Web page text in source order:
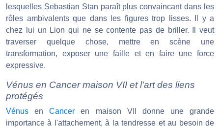
lesquelles Sebastian Stan paraît plus convaincant dans les
rôles ambivalents que dans les figures trop lisses. Il y a
chez lui un Lion qui ne se contente pas de briller. Il veut
traverser quelque chose, mettre en scène une
transformation, exposer une faille et en faire une force
expressive.
Vénus en Cancer maison VII et l'art des liens
protégés
Vénus enCancer en maison VII donne une grande
importance à l'attachement, à la tendresse et au besoin de